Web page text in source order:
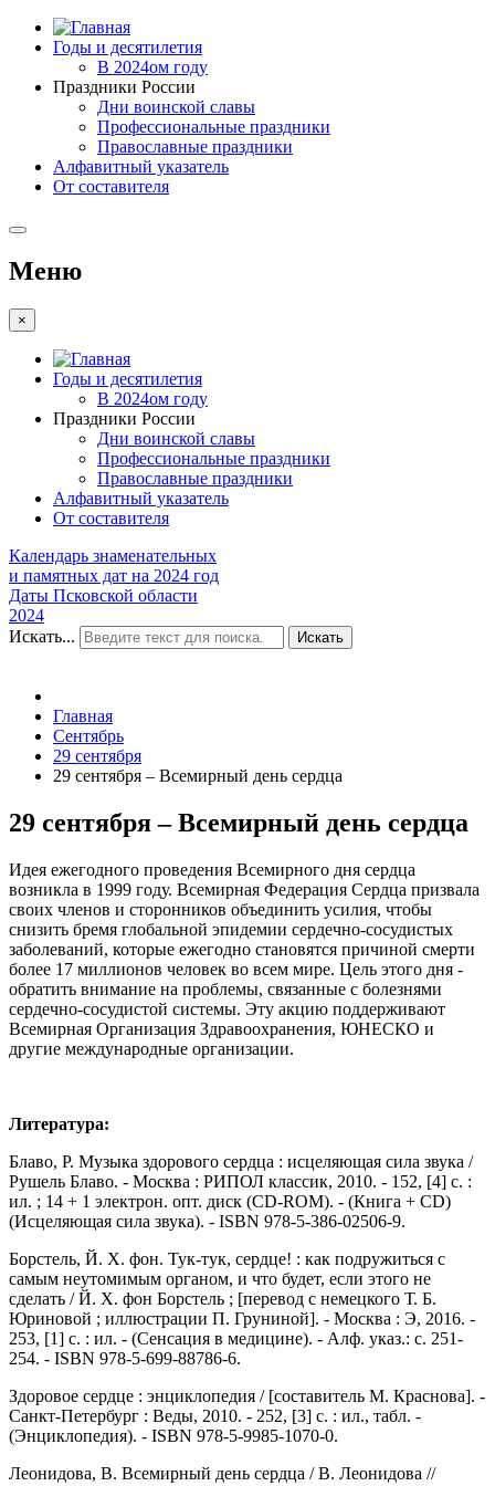
Годы и десятилетия
В 2024ом году
Праздники России
Дни воинской славы
Профессиональные праздники
Православные праздники
Алфавитный указатель
От составителя
Меню
×
Годы и десятилетия
В 2024ом году
Праздники России
Дни воинской славы
Профессиональные праздники
Православные праздники
Алфавитный указатель
От составителя
Календарь знаменательных
и памятных дат на 2024 год
Даты Псковской области
2024
Искать...
Искать
Главная
Сентябрь
29 сентября
29 сентября – Всемирный день сердца
29 сентября – Всемирный день сердца
Идея ежегодного проведения Всемирного дня сердца
возникла в 1999 году. Всемирная Федерация Сердца призвала
своих членов и сторонников объединить усилия, чтобы
снизить бремя глобальной эпидемии сердечно-сосудистых
заболеваний, которые ежегодно становятся причиной смерти
более 17 миллионов человек во всем мире. Цель этого дня -
обратить внимание на проблемы, связанные с болезнями
сердечно-сосудистой системы. Эту акцию поддерживают
Всемирная Организация Здравоохранения, ЮНЕСКО и
другие международные организации.
Литература:
Блаво, Р. Музыка здорового сердца : исцеляющая сила звука /
Рушель Блаво. - Москва : РИПОЛ классик, 2010. - 152, [4] с. :
ил. ; 14 + 1 электрон. опт. диск (CD-ROM). - (Книга + CD)
(Исцеляющая сила звука). - ISBN 978-5-386-02506-9.
Борстель, Й. Х. фон. Тук-тук, сердце! : как подружиться с
самым неутомимым органом, и что будет, если этого не
сделать / Й. Х. фон Борстель ; [перевод с немецкого Т. Б.
Юриновой ; иллюстрации П. Груниной]. - Москва : Э, 2016. -
253, [1] с. : ил. - (Сенсация в медицине). - Алф. указ.: с. 251-
254. - ISBN 978-5-699-88786-6.
Здоровое сердце : энциклопедия / [составитель М. Краснова]. -
Санкт-Петербург : Веды, 2010. - 252, [3] с. : ил., табл. -
(Энциклопедия). - ISBN 978-5-9985-1070-0.
Леонидова, В. Всемирный день сердца / В. Леонидова //